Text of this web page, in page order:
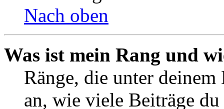
Nach oben
Was ist mein Rang und
Ränge, die unter deinem
an, wie viele Beiträge